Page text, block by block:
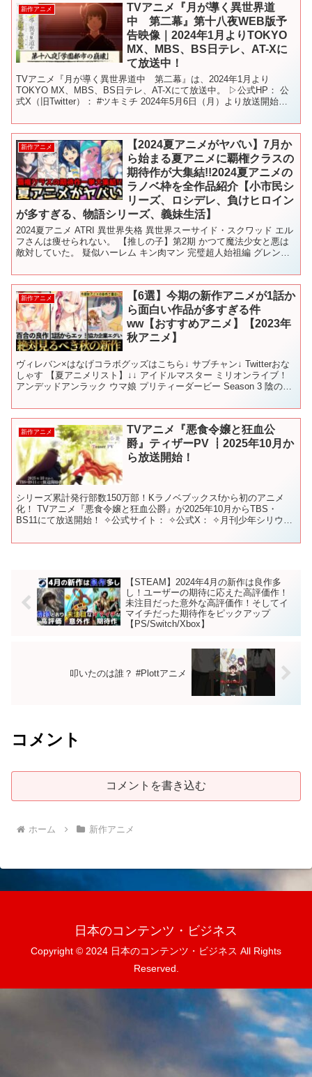
新作アニメ
TVアニメ『月が導く異世界道
中 第二幕』第十八夜WEB版予
告映像｜2024年1月よりTOKYO
MX、MBS、BS日テレ、AT-Xに
て放送中！
TVアニメ『月が導く異世界道中 第二幕』は、2024年1月より
TOKYO MX、MBS、BS日テレ、AT-Xにて放送中。 ▷公式HP： 公
式X（旧Twitter）： #ツキミチ 2024年5月6日（月）より放送開始と
新作アニメ
【2024夏アニメがヤバい】7月か
ら始まる夏アニメに覇権クラスの
期待作が大集結!!2024夏アニメの
ラノベ枠を全作品紹介【小市民シ
リーズ、ロシデレ、負けヒロイン
が多すぎる、物語シリーズ、義妹生活】
2024夏アニメ ATRI 異世界失格 異世界スーサイド・スクワッド エル
フさんは痩せられない。 【推しの子】第2期 かつて魔法少女と悪は
敵対していた。 疑似ハーレム キン肉マン 完璧超人始祖編 グレンダ
新作アニメ
【6選】今期の新作アニメが1話か
ら面白い作品が多すぎる件
ww【おすすめアニメ】【2023年
秋アニメ】
ヴィレバン×はなげコラボグッズはこちら↓ サブチャン↓ Twitterおな
しゃす 【夏アニメリスト】↓↓ アイドルマスター ミリオンライブ！
アンデッドアンラック ウマ娘 プリティーダービー Season 3 陰の実
新作アニメ
TVアニメ『悪食令嬢と狂血公
爵』ティザーPV ┋2025年10月か
ら放送開始！
シリーズ累計発行部数150万部！Kラノベブックスfから初のアニメ
化！ TVアニメ『悪食令嬢と狂血公爵』が2025年10月からTBS・
BS11にて放送開始！ ✧公式サイト： ✧公式X： ✧月刊少年シリウス
【STEAM】2024年4月の新作は良作多
し！ユーザーの期待に応えた高評価作！
未注目だった意外な高評価作！そしてイ
マイチだった期待作をピックアップ
【PS/Switch/Xbox】
叩いたのは誰？ #Plottアニメ
コメント
コメントを書き込む
ホーム 新作アニメ
日本のコンテンツ・ビジネス
Copyright © 2024 日本のコンテンツ・ビジネス All Rights
Reserved.